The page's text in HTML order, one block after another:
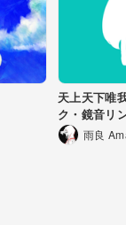
天上天下唯
ク・鏡音リ
カ・MEIKO
雨良